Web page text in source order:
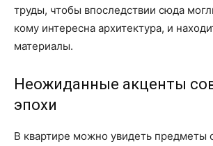
труды, чтобы впоследствии сюда
кому интересна архитектура, и
материалы.
Неожиданные акценты
эпохи
В квартире можно увидеть предметы